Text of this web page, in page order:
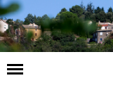
Basculer